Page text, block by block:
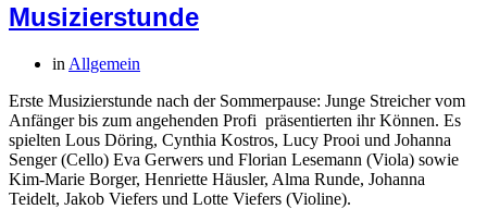
Musizierstunde
in Allgemein
Erste Musizierstunde nach der Sommerpause: Junge Streicher vom
Anfänger bis zum angehenden Profi präsentierten ihr Können. Es
spielten Lous Döring, Cynthia Kostros, Lucy Prooi und Johanna
Senger (Cello) Eva Gerwers und Florian Lesemann (Viola) sowie
Kim-Marie Borger, Henriette Häusler, Alma Runde, Johanna
Teidelt, Jakob Viefers und Lotte Viefers (Violine).